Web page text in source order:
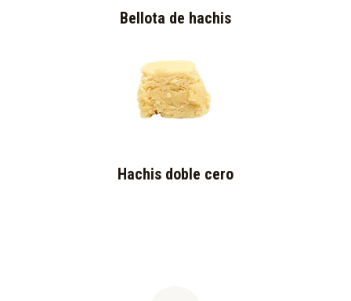
Bellota de hachis
Hachis doble cero